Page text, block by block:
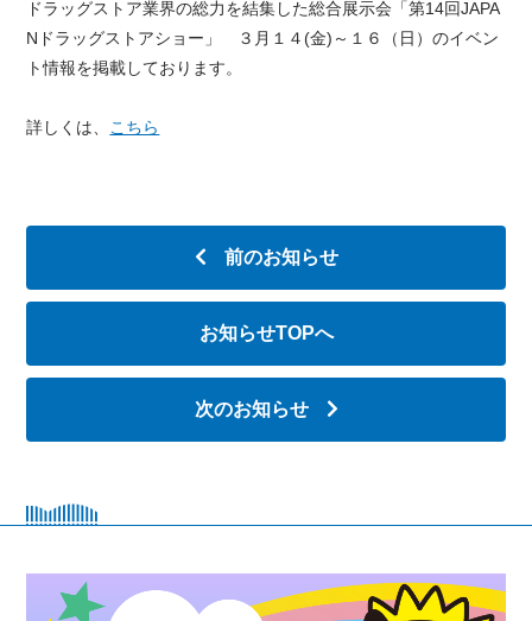
ドラッグストア業界の総力を結集した総合展示会「第14回JAPA
Nドラッグストアショー」 ３月１４(金)～１６（日）のイベン
ト情報を掲載しております。
詳しくは、 こちら
前のお知らせ
お知らせTOPへ
次のお知らせ